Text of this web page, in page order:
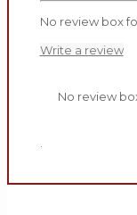
No review box
Write a review
No review